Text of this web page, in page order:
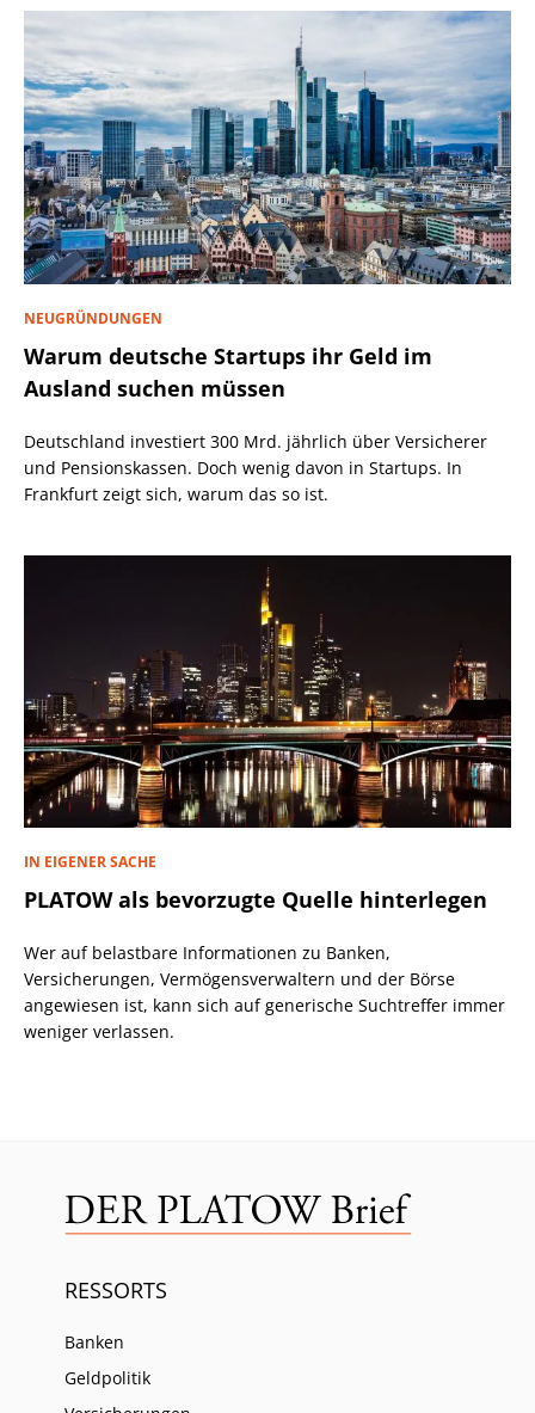
NEUGRÜNDUNGEN
Warum deutsche Startups ihr Geld im
Ausland suchen müssen
Deutschland investiert 300 Mrd. jährlich über Versicherer
und Pensionskassen. Doch wenig davon in Startups. In
Frankfurt zeigt sich, warum das so ist.
IN EIGENER SACHE
PLATOW als bevorzugte Quelle hinterlegen
Wer auf belastbare Informationen zu Banken,
Versicherungen, Vermögensverwaltern und der Börse
angewiesen ist, kann sich auf generische Suchtreffer immer
weniger verlassen.
RESSORTS
Banken
Geldpolitik